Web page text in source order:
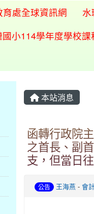
處全球資訊網 水
小114學年度學校課
本站消息
函轉行政院
之首長、副
支，但當日
公告 王海燕 - 會